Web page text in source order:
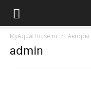
MyAquaHouse.ru Авторы
admin